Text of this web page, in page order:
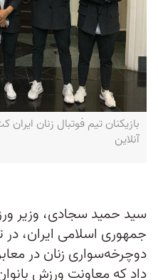
بازیکنان تیم فوتبال زنان
آنلاین
سید حمید سجادی، وزیر
جمهوری اسلامی ایران، در
دوچرخه‌سواری زنان در
داد که معاونت ورزش